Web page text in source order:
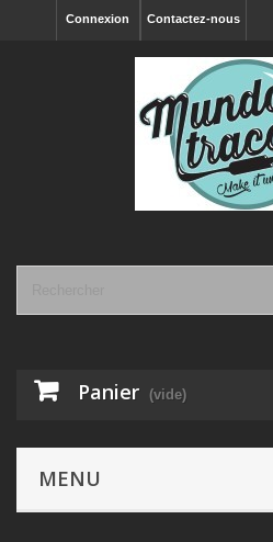
Contactez-nous
Connexion
Panier (vide)
MENU